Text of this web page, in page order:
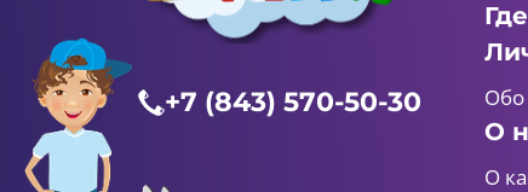
+7 (843) 570-50-30
О
О